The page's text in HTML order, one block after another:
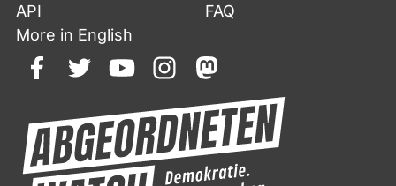
API
FAQ
More in English
facebooktwitteryoutubeinstagrammastodon